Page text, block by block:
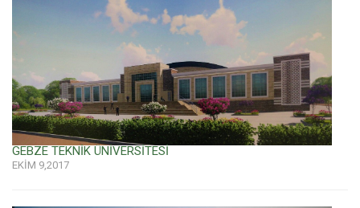
GEBZE TEKNİK ÜNİVERSİTESİ
EKİM 9,2017